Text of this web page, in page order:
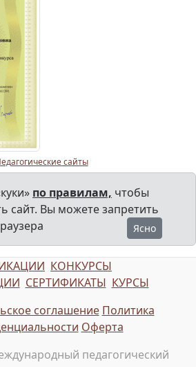
сайты
по правилам, чтобы
сайт. Вы можете запретить
Ясно
КОНКУРСЫ
СЕРТИФИКАТЫ КУРСЫ
соглашение Политика
Оферта
педагогический